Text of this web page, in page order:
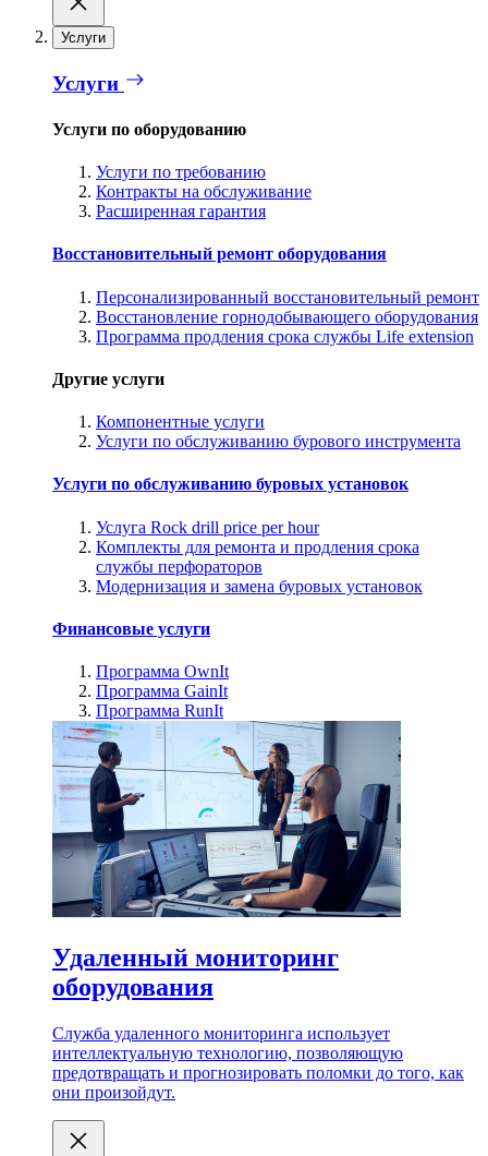
Услуги
Услуги
Услуги по оборудованию
Услуги по требованию
Контракты на обслуживание
Расширенная гарантия
Восстановительный ремонт оборудования
Персонализированный восстановительный ремонт
Восстановление горнодобывающего оборудования
Программа продления срока службы Life extension
Другие услуги
Компонентные услуги
Услуги по обслуживанию бурового инструмента
Услуги по обслуживанию буровых установок
Услуга Rock drill price per hour
Комплекты для ремонта и продления срока
службы перфораторов
Модернизация и замена буровых установок
Финансовые услуги
Программа OwnIt
Программа GainIt
Программа RunIt
Удаленный мониторинг
оборудования
Служба удаленного мониторинга использует
интеллектуальную технологию, позволяющую
предотвращать и прогнозировать поломки до того, как
они произойдут.